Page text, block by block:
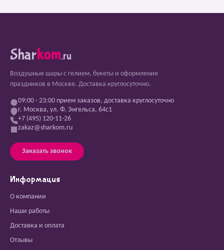
Sharkom.ru
Воздушные шары с гелием, букеты и оформление
праздников в Москве. Доставка круглосуточно.
09:00 - 23:00 прием заказов, доставка круглосуточно
г. Москва, ул. Ф. Энгельса, 64с1
+7 (495) 120-11-26
zakaz@sharkom.ru
Заказать звонок
Информация
О компании
Наши работы
Доставка и оплата
Отзывы